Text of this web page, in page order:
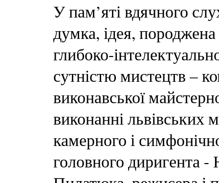
У пам’яті вдячного
думка, ідея,
глибоко-
сутністю мистецтв –
виконавської
виконанні львівських
камерного і
головного диригента -